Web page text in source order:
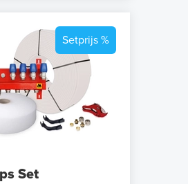
Setprijs %
Set